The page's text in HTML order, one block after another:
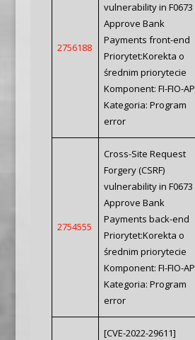
2756188
vulnerability in F0673
Approve Bank
Payments front-end
Priorytet:Korekta o
średnim priorytecie
Komponent: FI-FIO-AP
Kategoria: Program
error
2754555
Cross-Site Request
Forgery (CSRF)
vulnerability in F0673
Approve Bank
Payments back-end
Priorytet:Korekta o
średnim priorytecie
Komponent: FI-FIO-AP
Kategoria: Program
error
[CVE-2022-29611]